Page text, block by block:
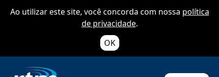
Ao utilizar este site, você concorda com nossa política
de privacidade.
OK